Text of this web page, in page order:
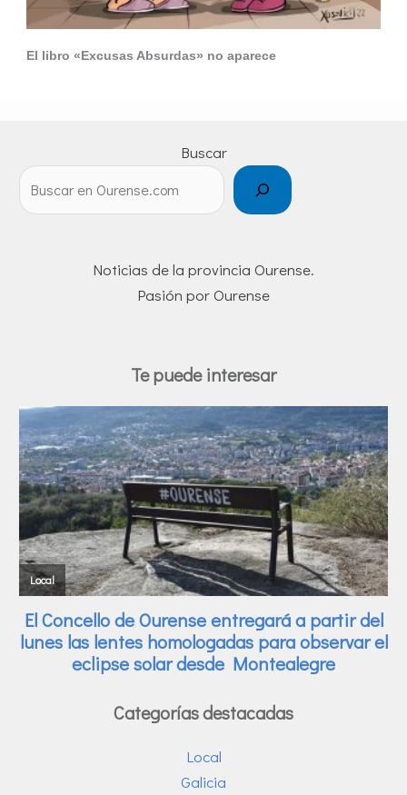
El libro «Excusas Absurdas» no aparece
Buscar
Noticias de la provincia Ourense.
Pasión por Ourense
Te puede interesar
Categorías destacadas
Local
Galicia